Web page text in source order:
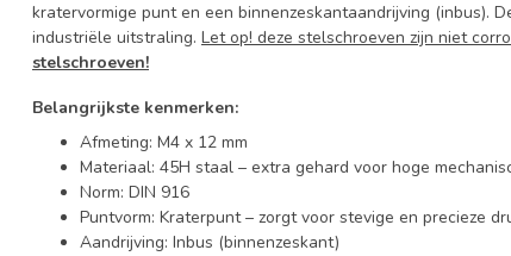
kratervormige punt en een binnenzeskantaandrijving (inbus).
industriële uitstraling. Let op! deze stelschroeven zijn niet
stelschroeven!
Belangrijkste kenmerken:
Afmeting: M4 x 12 mm
Materiaal: 45H staal – extra gehard voor hoge
Norm: DIN 916
Puntvorm: Kraterpunt – zorgt voor stevige en precieze
Aandrijving: Inbus (binnenzeskant)